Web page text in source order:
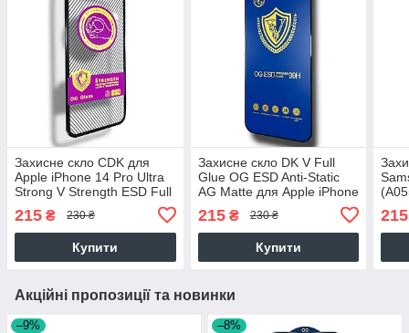
Захисне скло CDK для
Apple iPhone 14 Pro Ultra
Strong V Strength ESD Full
215 ₴ 230 ₴
Купити
Захисне скло DK V Full
Glue OG ESD Anti-Static
AG Matte для Apple iPhone
215₴ 230 ₴
Купити
215
Акційні пропозиції та новинки
–9% –8%